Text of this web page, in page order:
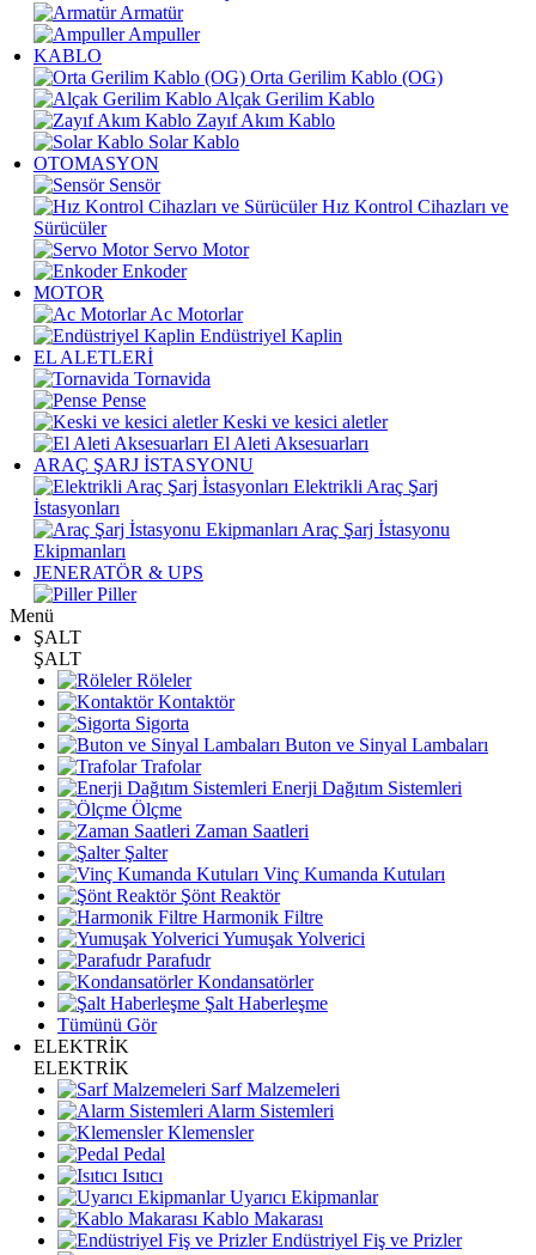
Armatür
Ampuller
KABLO
Orta Gerilim Kablo (OG)
Alçak Gerilim Kablo
Zayıf Akım Kablo
Solar Kablo
OTOMASYON
Sensör
Hız Kontrol Cihazları ve
Sürücüler
Servo Motor
Enkoder
MOTOR
Ac Motorlar
Endüstriyel Kaplin
EL ALETLERİ
Tornavida
Pense
Keski ve kesici aletler
El Aleti Aksesuarları
ARAÇ ŞARJ İSTASYONU
Elektrikli Araç Şarj
İstasyonları
Araç Şarj İstasyonu
Ekipmanları
JENERATÖR & UPS
Piller
Menü
ŞALT
ŞALT
Röleler
Kontaktör
Sigorta
Buton ve Sinyal Lambaları
Trafolar
Enerji Dağıtım Sistemleri
Ölçme
Zaman Saatleri
Şalter
Vinç Kumanda Kutuları
Şönt Reaktör
Harmonik Filtre
Yumuşak Yolverici
Parafudr
Kondansatörler
Şalt Haberleşme
Tümünü Gör
ELEKTRİK
ELEKTRİK
Sarf Malzemeleri
Alarm Sistemleri
Klemensler
Pedal
Isıtıcı
Uyarıcı Ekipmanlar
Kablo Makarası
Endüstriyel Fiş ve Prizler